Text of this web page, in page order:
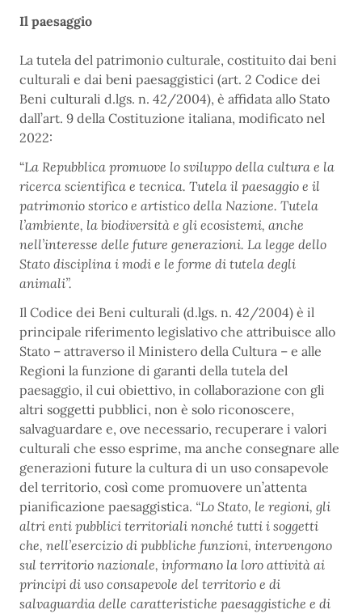
Il paesaggio
La tutela del patrimonio culturale, costituito dai beni
culturali e dai beni paesaggistici (art. 2 Codice dei
Beni culturali d.lgs. n. 42/2004), è affidata allo Stato
dall’art. 9 della Costituzione italiana, modificato nel
2022:
“La Repubblica promuove lo sviluppo della cultura e la
ricerca scientifica e tecnica. Tutela il paesaggio e il
patrimonio storico e artistico della Nazione. Tutela
l’ambiente, la biodiversità e gli ecosistemi, anche
nell’interesse delle future generazioni. La legge dello
Stato disciplina i modi e le forme di tutela degli
animali”.
Il Codice dei Beni culturali (d.lgs. n. 42/2004) è il
principale riferimento legislativo che attribuisce allo
Stato – attraverso il Ministero della Cultura – e alle
Regioni la funzione di garanti della tutela del
paesaggio, il cui obiettivo, in collaborazione con gli
altri soggetti pubblici, non è solo riconoscere,
salvaguardare e, ove necessario, recuperare i valori
culturali che esso esprime, ma anche consegnare alle
generazioni future la cultura di un uso consapevole
del territorio, così come promuovere un’attenta
pianificazione paesaggistica. “Lo Stato, le regioni, gli
altri enti pubblici territoriali nonché tutti i soggetti
che, nell’esercizio di pubbliche funzioni, intervengono
sul territorio nazionale, informano la loro attività ai
principi di uso consapevole del territorio e di
salvaguardia delle caratteristiche paesaggistiche e di